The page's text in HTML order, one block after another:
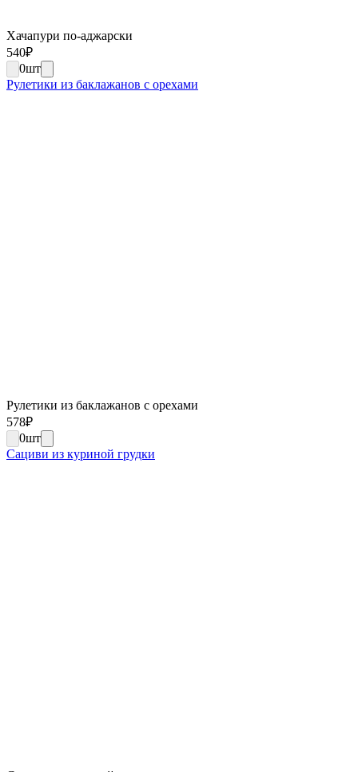
Хачапури по-аджарски
540₽
0шт
Рулетики из баклажанов с орехами
Рулетики из баклажанов с орехами
578₽
0шт
Сациви из куриной грудки